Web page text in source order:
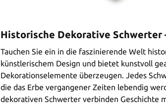
Historische Dekorative
Tauchen Sie ein in die faszinierende Welt
künstlerischem Design und bietet kunstvoll
Dekorationselemente überzeugen. Jedes
die das Erbe vergangener Zeiten lebendig
dekorativen Schwerter verbinden Geschichte